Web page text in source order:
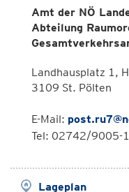
Amt der NÖ
Abteilung
Landhausplatz 1,
3109 St. Pölten
E-Mail:
Tel: 02742/9005-
Lageplan